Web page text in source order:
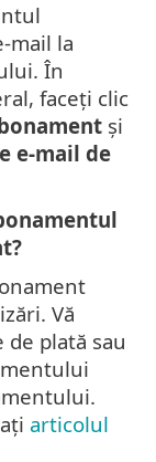
mail la
În
faceți clic
și
e-mail de
Vă
plată sau
articolul